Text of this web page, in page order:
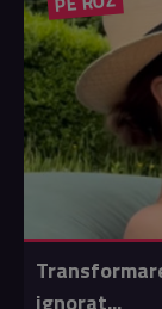
ignorat...